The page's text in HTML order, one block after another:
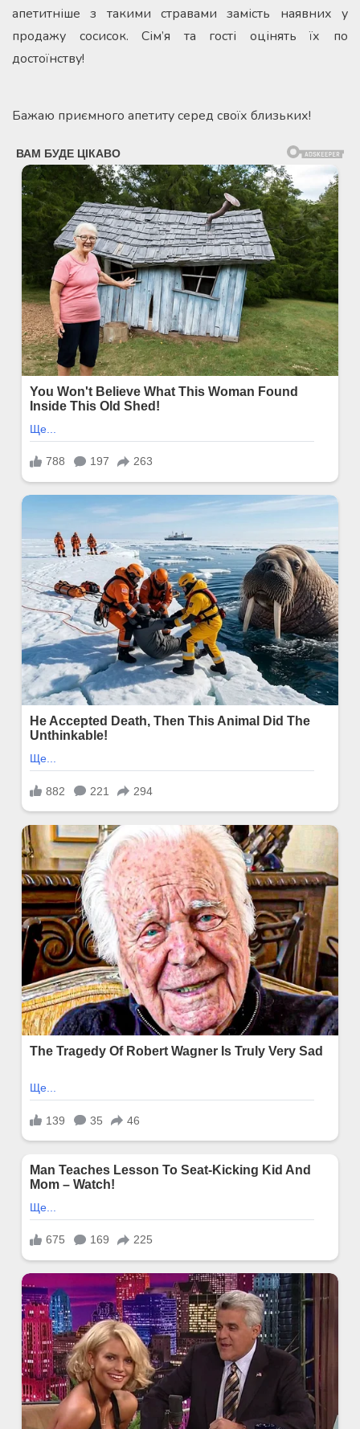
апетитніше з такими стравами замість наявних у
продажу сосисок. Сім’я та гості оцінять їх по
достоїнству!
Бажаю приємного апетиту серед своїх близьких!